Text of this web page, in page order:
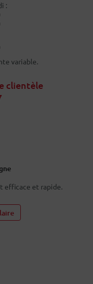
:
variable.
clientèle
efficace et rapide.